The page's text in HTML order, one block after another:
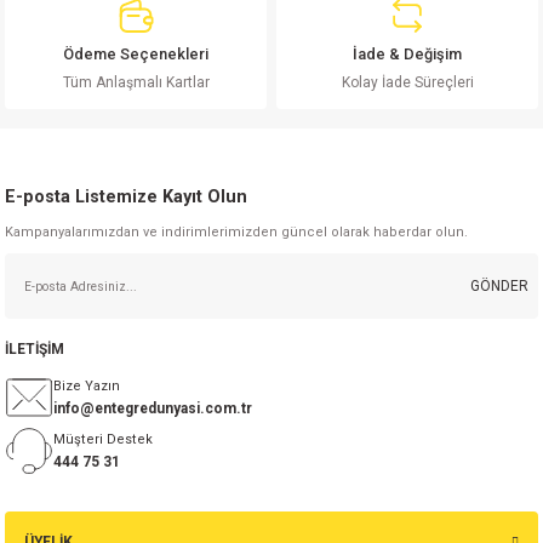
Ödeme Seçenekleri
Tüm Anlaşmalı Kartlar
İade & Değişim
Kolay İade Süreçleri
E-posta Listemize Kayıt Olun
Kampanyalarımızdan ve indirimlerimizden güncel olarak haberdar olun.
GÖNDER
İLETİŞİM
Bize Yazın
info@entegredunyasi.com.tr
Müşteri Destek
444 75 31